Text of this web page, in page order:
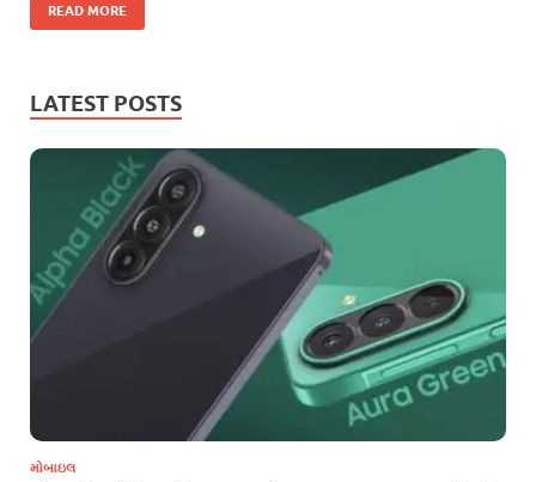
READ MORE
LATEST POSTS
મોબાઇલ